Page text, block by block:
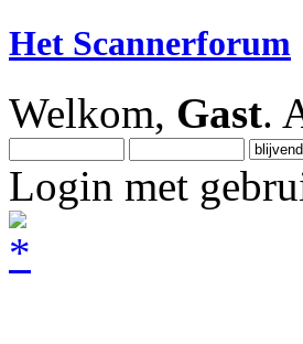
Het Scannerforum
Welkom, Gast.
Login met